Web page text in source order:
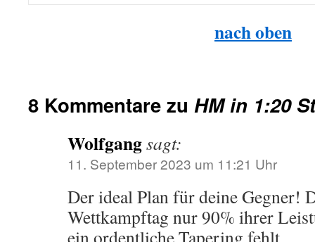
nach oben
8 Kommentare zu HM in 1:20
Wolfgangsagt:
11. September 2023 um 11:21 Uhr
Der ideal Plan für deine Gegner!
Wettkampftag nur 90% ihrer
ein ordentliche Tapering fehlt.